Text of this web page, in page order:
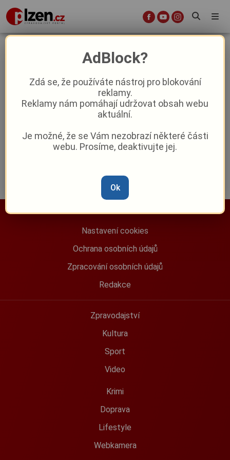
David Koller
David Koller, Michal Pavlíček, Kamil
Střihavka… Na Prokopské do Mirošova
přijede české hudební nebe
Reklama
Nastavení cookies
Ochrana osobních údajů
Zpracování osobních údajů
Redakce
Zpravodajství
Kultura
Sport
Video
Krimi
Doprava
Lifestyle
Webkamera
AdBlock?
Zdá se, že používáte nástroj pro blokování
reklamy.
Reklamy nám pomáhají udržovat obsah webu
aktuální.
Je možné, že se Vám nezobrazí některé části
webu. Prosíme, deaktivujte jej.
Ok